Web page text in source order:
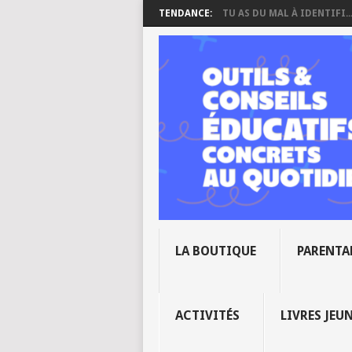
TENDANCE: TU AS DU MAL À IDENTIFI...
LA BOUTIQUE
ACTIVITÉS LIVRES